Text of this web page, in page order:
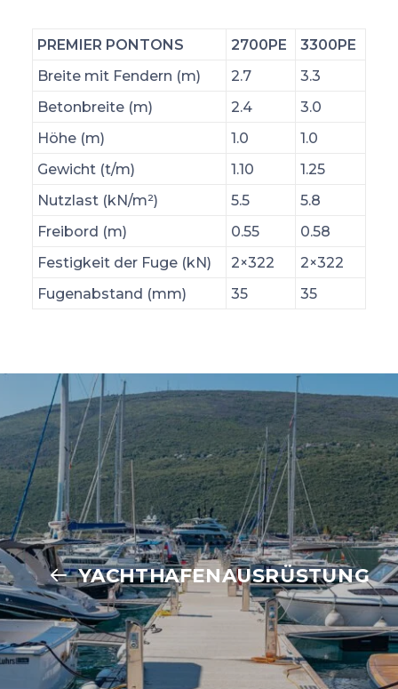
PREMIER PONTONS 2700PE
3300PE
Breite mit Fendern (m)
2.7
3.3
Betonbreite (m)
2.4
3.0
Höhe (m)
1.0
1.0
Gewicht (t/m)
1.10
1.25
Nutzlast (kN/m²)
5.5
5.8
Freibord (m)
0.55
0.58
Festigkeit der Fuge (kN)
2×322
2×322
Fugenabstand (mm)
35 35
YACHTHAFENAUSRÜSTUNG